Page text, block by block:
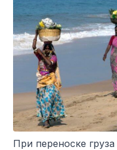
При переноске